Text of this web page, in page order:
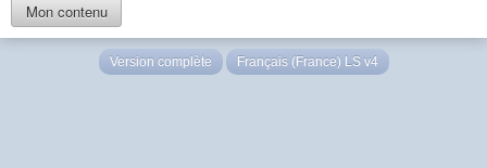
Mon contenu
Version complète Français (France) LS v4